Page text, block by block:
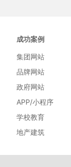
成功案例
集团网站
品牌网站
政府网站
APP/小程序
学校教育
地产建筑